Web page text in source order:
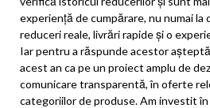
experiență de cumpărare, nu numai
reduceri reale, livrări rapide și o
Iar pentru a răspunde acestor
acest an ca pe un proiect amplu de
comunicare transparentă, în oferte
categoriilor de produse. Am investit